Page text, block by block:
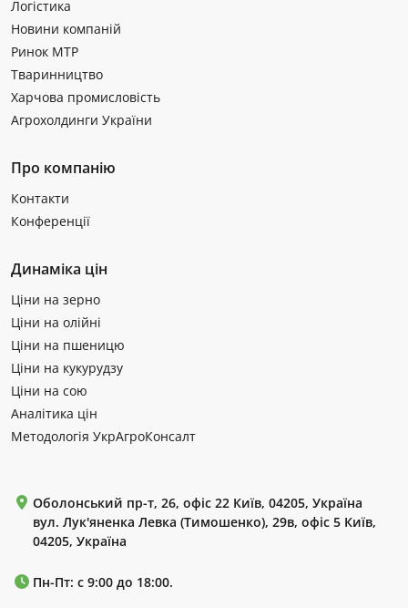
Логістика
Новини компаній
Ринок МТР
Тваринництво
Харчова промисловість
Агрохолдинги України
Про компанію
Контакти
Конференції
Динаміка цін
Ціни на зерно
Ціни на олійні
Ціни на пшеницю
Ціни на кукурудзу
Ціни на сою
Аналітика цін
Методологія УкрАгроКонсалт
Оболонський пр-т, 26, офіс 22 Київ, 04205, Україна
вул. Лук'яненка Левка (Тимошенко), 29в, офіс 5 Київ,
04205, Україна
Пн-Пт: с 9:00 до 18:00.